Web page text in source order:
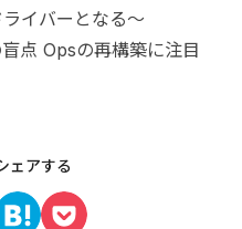
イバーとなる〜
点 Opsの再構築に注目
ェアする